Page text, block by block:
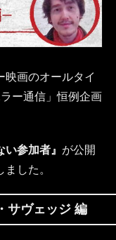
映画のオールタイ
ー通信」恒例企画
参加者』 が公開
した。
サヴェッジ 編